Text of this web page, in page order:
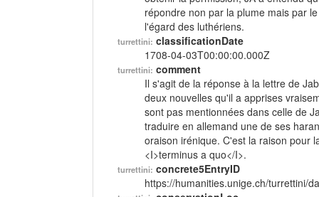
répondre non par la plume mais par
l'égard des luthériens.
turrettini: classificationDate
1708-04-03T00:00:00.000Z
turrettini: comment
Il s'agit de la réponse à la lettre de
deux nouvelles qu'il a apprises
sont pas mentionnées dans celle de
traduire en allemand une de ses
oraison irénique. C'est la raison pour
<I>terminus a quo</I>.
turrettini: concrete5EntryID
https://humanities.unige.ch/turrettini/